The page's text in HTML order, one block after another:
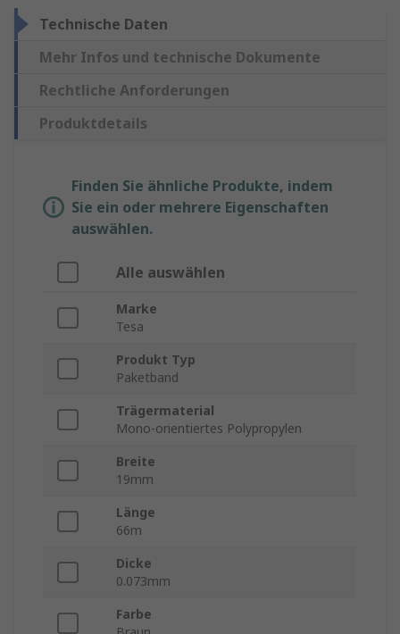
Technische Daten
Mehr Infos und technische Dokumente
Rechtliche Anforderungen
Produktdetails
Finden Sie ähnliche Produkte, indem
Sie ein oder mehrere Eigenschaften
auswählen.
Alle auswählen
Marke
Tesa
Produkt Typ
Paketband
Trägermaterial
Mono-orientiertes Polypropylen
Breite
19mm
Länge
66m
Dicke
0.073mm
Farbe